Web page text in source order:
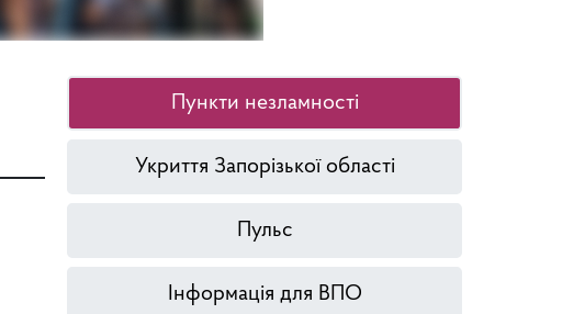
Пункти незламності
Укриття Запорізької області
Пульс
Інформація для ВПО